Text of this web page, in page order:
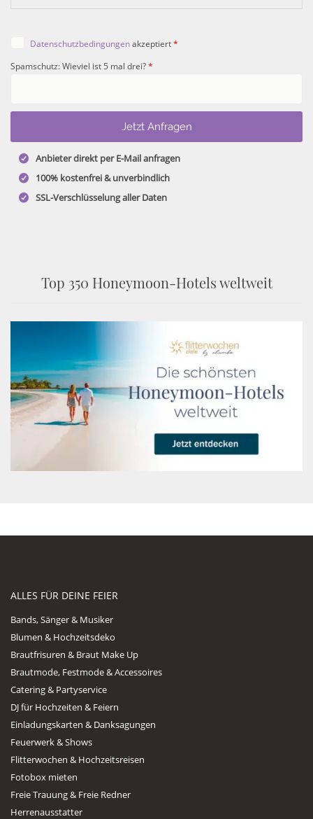
Datenschutzbedingungenakzeptiert*
Spamschutz: Wieviel ist 5 mal drei?*
Anbieter direkt per E-Mail anfragen
100% kostenfrei & unverbindlich
SSL-Verschlüsselung aller Daten
Top 350 Honeymoon-Hotels weltweit
ALLES FÜR DEINE FEIER
Bands, Sänger & Musiker
Blumen & Hochzeitsdeko
Brautfrisuren & Braut Make Up
Brautmode, Festmode & Accessoires
Catering & Partyservice
DJ für Hochzeiten & Feiern
Einladungskarten & Danksagungen
Feuerwerk & Shows
Flitterwochen & Hochzeitsreisen
Fotobox mieten
Freie Trauung & Freie Redner
Herrenausstatter